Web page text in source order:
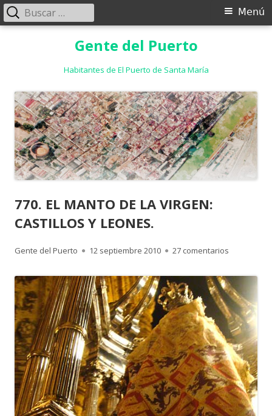
Gente del Puerto
Habitantes de El Puerto de Santa María
Menú
Menú
Buscar:
770. EL MANTO DE LA VIRGEN:
CASTILLOS Y LEONES.
Autor
Gente del Puerto
Publicado
12 septiembre 2010 27 comentarios